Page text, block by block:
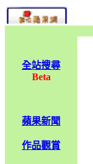
全站搜尋
Beta
蘋果新聞
作品觀賞